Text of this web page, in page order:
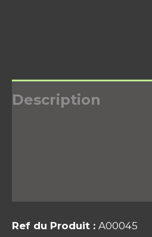
Description
Ref du Produit : A00045